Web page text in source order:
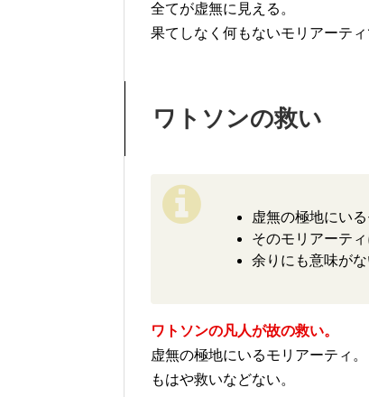
全てが虚無に見える。
果てしなく何もないモリアーティ
ワトソンの救い
虚無の極地にい
そのモリアーテ
余りにも意味が
ワトソンの凡人が故の救い。
虚無の極地にいるモリアーティ。
もはや救いなどない。